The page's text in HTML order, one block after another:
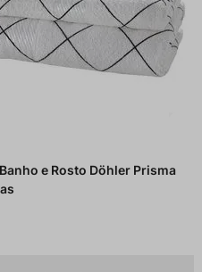
e Rosto Döhler Prisma